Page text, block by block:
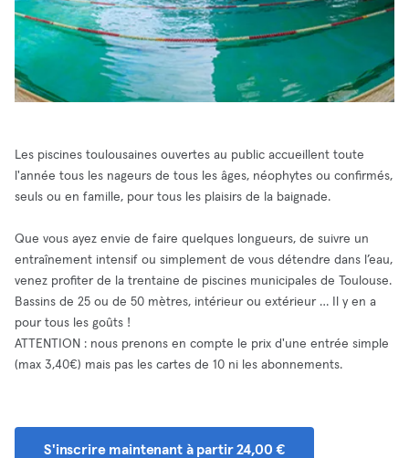
Les piscines toulousaines ouvertes au public accueillent toute
l'année tous les nageurs de tous les âges, néophytes ou confirmés,
seuls ou en famille, pour tous les plaisirs de la baignade.
Que vous ayez envie de faire quelques longueurs, de suivre un
entraînement intensif ou simplement de vous détendre dans l’eau,
venez profiter de la trentaine de piscines municipales de Toulouse.
Bassins de 25 ou de 50 mètres, intérieur ou extérieur … Il y en a
pour tous les goûts !
ATTENTION : nous prenons en compte le prix d'une entrée simple
(max 3,40€) mais pas les cartes de 10 ni les abonnements.
S'inscrire maintenant à partir 24,00 €